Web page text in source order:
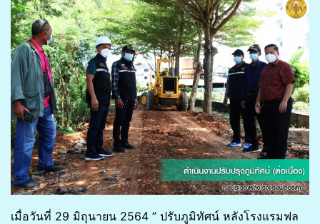
เมื่อวันที่ 29 มิถุนายน 2564 ” ปรับภูมิทัศน์ หลังโรงแรมฟล